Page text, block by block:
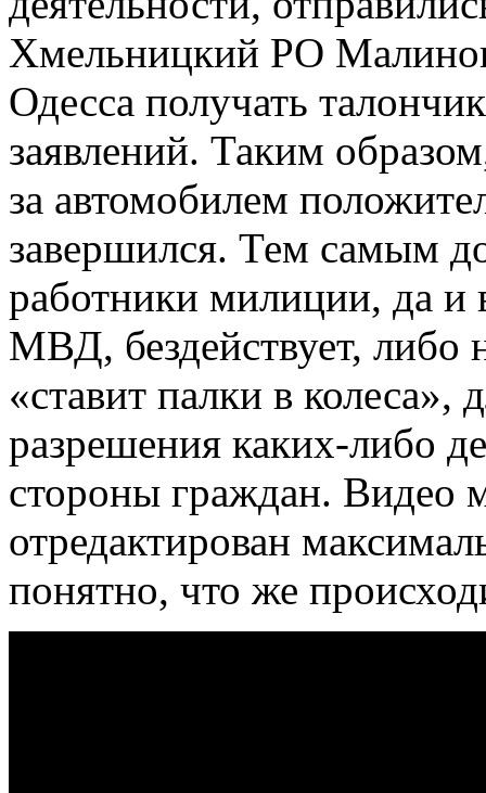
Хмельницкий РО
Одесса получать
заявлений. Таким
за автомобилем
завершился. Тем самым
работники милиции, да и
МВД, бездействует, либо
«ставит палки в колеса»,
разрешения каких-либо
стороны граждан. Видео
отредактирован
понятно, что же